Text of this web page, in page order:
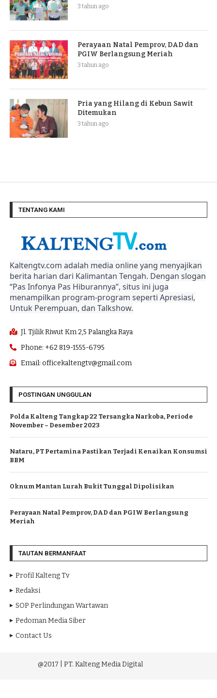
3 tahun ago
Perayaan Natal Pemprov, DAD dan
PGIW Berlangsung Meriah
3 tahun ago
Pria yang Hilang di Kebun Sawit
Ditemukan
3 tahun ago
TENTANG KAMI
Kaltengtv.com adalah media online yang menyajikan
berita harian dari Kalimantan Tengah. Dengan slogan
“Pas Infonya Pas Hiburannya”, situs ini juga
menampilkan program-program seperti Apresiasi,
Untuk Perempuan, dan Talkshow.
Jl. Tjilik Riwut Km 2,5 Palangka Raya
Phone: +62 819-1555-6795
Email: officekaltengtv@gmail.com
POSTINGAN UNGGULAN
Polda Kalteng Tangkap 22 Tersangka Narkoba, Periode
November – Desember 2023
Nataru, PT Pertamina Pastikan Terjadi Kenaikan Konsumsi
BBM
Oknum Mantan Lurah Bukit Tunggal Dipolisikan
Perayaan Natal Pemprov, DAD dan PGIW Berlangsung
Meriah
TAUTAN BERMANFAAT
Profil Kalteng Tv
Redaksi
SOP Perlindungan Wartawan
Pedoman Media Siber
Contact Us
@2017 | PT. Kalteng Media Digital